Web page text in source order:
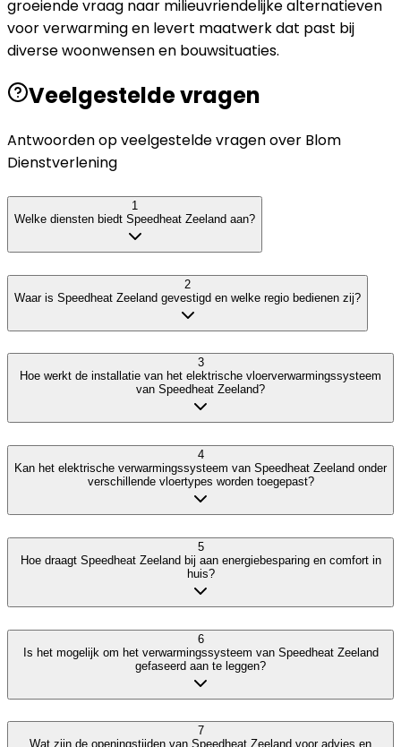
groeiende vraag naar milieuvriendelijke alternatieven
voor verwarming en levert maatwerk dat past bij
diverse woonwensen en bouwsituaties.
Veelgestelde vragen
Antwoorden op veelgestelde vragen over Blom
Dienstverlening
1
Welke diensten biedt Speedheat Zeeland aan?
2
Waar is Speedheat Zeeland gevestigd en welke regio bedienen zij?
3
Hoe werkt de installatie van het elektrische vloerverwarmingssysteem
van Speedheat Zeeland?
4
Kan het elektrische verwarmingssysteem van Speedheat Zeeland onder
verschillende vloertypes worden toegepast?
5
Hoe draagt Speedheat Zeeland bij aan energiebesparing en comfort in
huis?
6
Is het mogelijk om het verwarmingssysteem van Speedheat Zeeland
gefaseerd aan te leggen?
7
Wat zijn de openingstijden van Speedheat Zeeland voor advies en